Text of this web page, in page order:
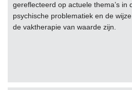
gereflecteerd op actuele thema’s in
psychische problematiek en de
de vaktherapie van waarde zijn.